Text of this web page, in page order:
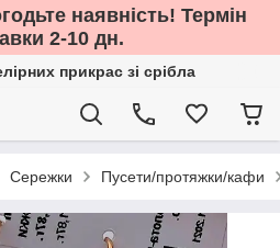
наявність! Термін
2-10 дн.
прикрас зі срібла
Сережки Пусети/протяжки/кафи